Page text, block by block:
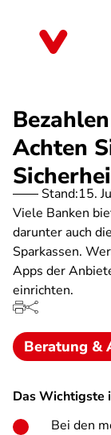
Achten
Stand:15.
Viele Banken
darunter auch
Sparkassen.
Apps der
einrichten.
Beratung &
Das Wichtigste
Bei den